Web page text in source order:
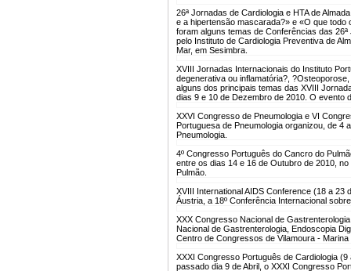
26ª Jornadas de Cardiologia e HTA de
e a hipertensão mascarada?» e «O que
foram alguns temas de Conferências das
pelo Instituto de Cardiologia Preventiva de
Mar, em Sesimbra.
XVIII Jornadas Internacionais do Instituto
degenerativa ou inflamatória?,
alguns dos principais temas das XVIII
dias 9 e 10 de Dezembro de 2010. O evento
XXVI Congresso de Pneumologia e VI
Portuguesa de Pneumologia organizou, de 4
Pneumologia.
4º Congresso Português do Cancro do
entre os dias 14 e 16 de Outubro de 2010,
Pulmão.
XVIII International AIDS Conference (18 a 23
Áustria, a 18º Conferência Internacional
XXX Congresso Nacional de
Nacional de Gastrenterologia, Endoscopia
Centro de Congressos de Vilamoura - Marina
XXXI Congresso Português de Cardiologia (9
passado dia 9 de Abril, o XXXI Congresso